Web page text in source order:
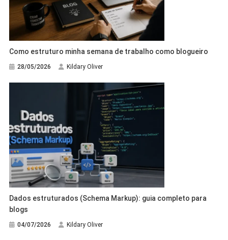
Como estruturo minha semana de trabalho como blogueiro
28/05/2026 Kildary Oliver
Dados estruturados (Schema Markup): guia completo para
blogs
04/07/2026 Kildary Oliver